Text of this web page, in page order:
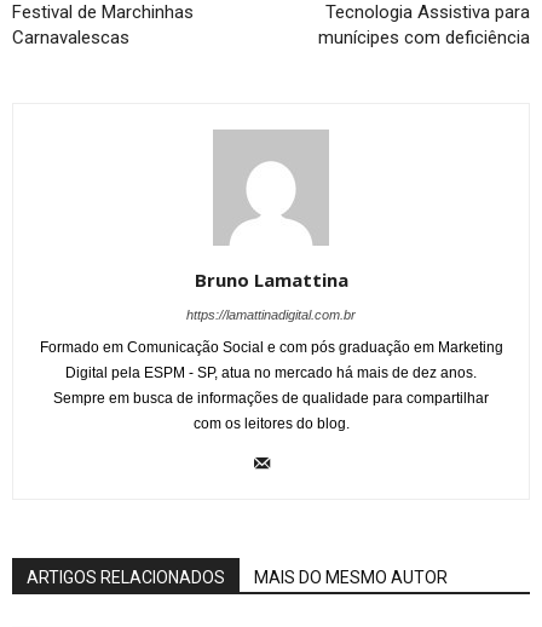
Festival de Marchinhas
Carnavalescas
Tecnologia Assistiva para
munícipes com deficiência
Bruno Lamattina
https://lamattinadigital.com.br
Formado em Comunicação Social e com pós graduação em Marketing
Digital pela ESPM - SP, atua no mercado há mais de dez anos.
Sempre em busca de informações de qualidade para compartilhar
com os leitores do blog.
ARTIGOS RELACIONADOS MAIS DO MESMO AUTOR